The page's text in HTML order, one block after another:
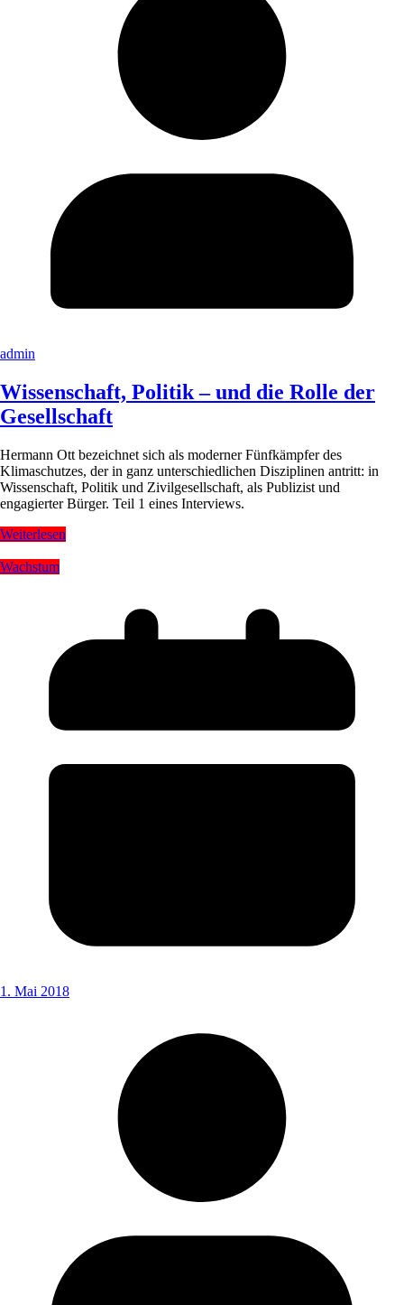
admin
Wissenschaft, Politik – und die Rolle der
Gesellschaft
Hermann Ott bezeichnet sich als moderner Fünfkämpfer des
Klimaschutzes, der in ganz unterschiedlichen Disziplinen antritt: in
Wissenschaft, Politik und Zivilgesellschaft, als Publizist und
engagierter Bürger. Teil 1 eines Interviews.
Weiterlesen
Wachstum
1. Mai 2018